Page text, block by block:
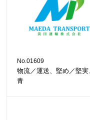
No.01609
物流／運送、堅め／堅実
青